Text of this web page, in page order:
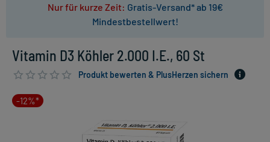
Nur für kurze Zeit: Gratis-Versand* ab 19€
Mindestbestellwert!
Vitamin D3 Köhler 2.000 I.E., 60 St
Produkt bewerten & PlusHerzen sichern
-12%*